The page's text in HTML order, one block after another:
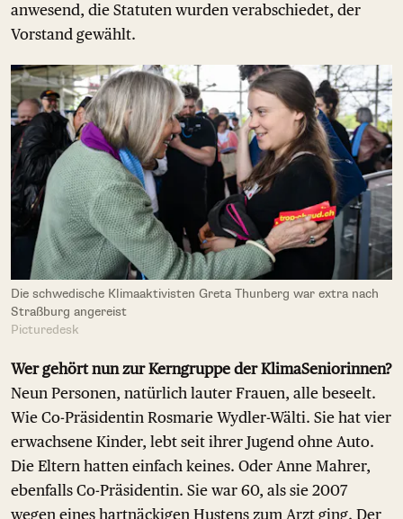
anwesend, die Statuten wurden verabschiedet, der
Vorstand gewählt.
Die schwedische Klimaaktivisten Greta Thunberg war extra nach
Straßburg angereist
Picturedesk
Wer gehört nun zur Kerngruppe der KlimaSeniorinnen?
Neun Personen, natürlich lauter Frauen, alle beseelt.
Wie Co-Präsidentin Rosmarie Wydler-Wälti. Sie hat vier
erwachsene Kinder, lebt seit ihrer Jugend ohne Auto.
Die Eltern hatten einfach keines. Oder Anne Mahrer,
ebenfalls Co-Präsidentin. Sie war 60, als sie 2007
wegen eines hartnäckigen Hustens zum Arzt ging. Der